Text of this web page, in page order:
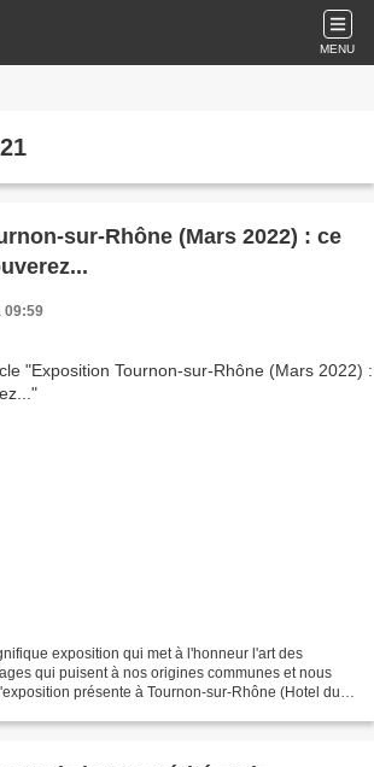
MENU
sur-Rhône (Mars 2022) : ce
09:59
exposition qui met à l'honneur l'art des
qui puisent à nos origines communes et nous
présente à Tournon-sur-Rhône (Hotel du